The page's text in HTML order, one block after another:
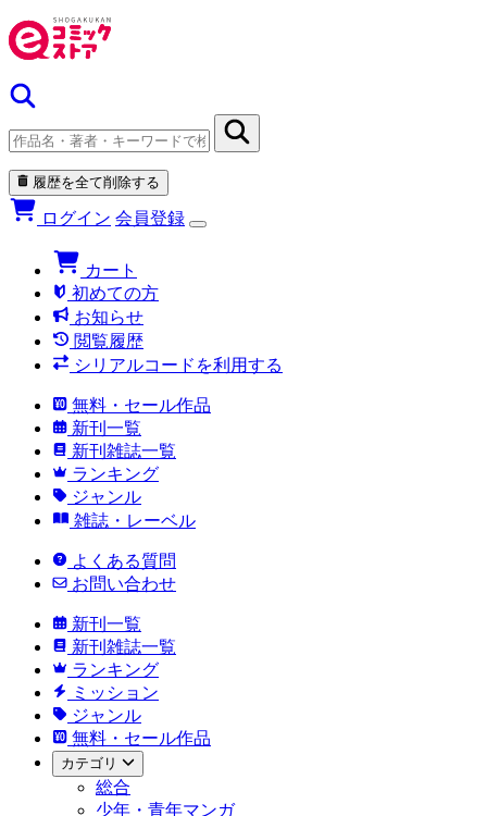
履歴を全て削除する
ログイン 会員登録
カート
初めての方
お知らせ
閲覧履歴
シリアルコードを利用する
無料・セール作品
新刊一覧
新刊雑誌一覧
ランキング
ジャンル
雑誌・レーベル
よくある質問
お問い合わせ
新刊一覧
新刊雑誌一覧
ランキング
ミッション
ジャンル
無料・セール作品
カテゴリ
総合
少年・青年マンガ